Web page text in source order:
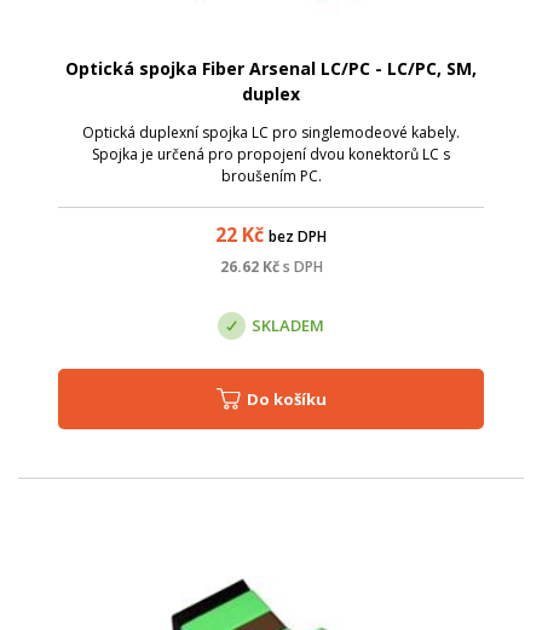
Optická spojka Fiber Arsenal LC/PC - LC/PC, SM,
duplex
Optická duplexní spojka LC pro singlemodeové kabely.
Spojka je určená pro propojení dvou konektorů LC s
broušením PC.
22 Kč bez DPH
26.62Kč s DPH
SKLADEM
Do košíku